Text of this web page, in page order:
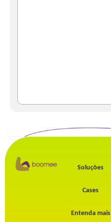
Soluções
Cases
Entenda mais